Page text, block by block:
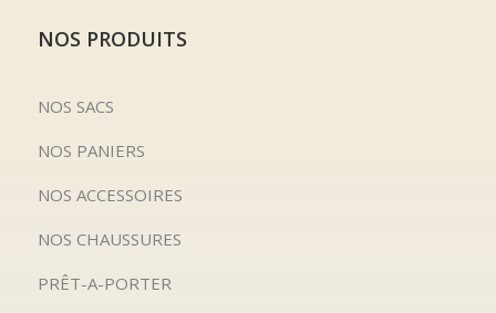
NOS PRODUITS
NOS SACS
NOS PANIERS
NOS ACCESSOIRES
NOS CHAUSSURES
PRÊT-A-PORTER